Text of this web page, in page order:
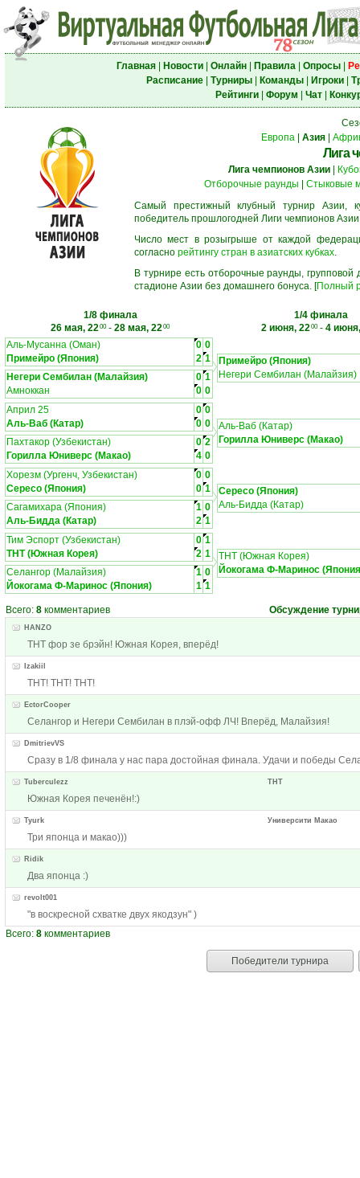
Главная| Новости| Онлайн| Правила| Опросы|
Расписание| Турниры| Команды| Игроки|
Рейтинги| Форум Чат|
Европа
Азия
Лига
Лига чемпионов Азии
Отборочные раунды
Стыковые
Самый престижный клубный турнир Азии,
победитель прошлогодней Лиги чемпионов
Число мест в розыгрыше от каждой
согласно рейтингу стран в азиатских кубках.
В турнире есть отборочные раунды,
стадионе Азии без домашнего бонуса. [Полный
1/8 финала
26 мая, 2200- 28 мая, 2200
1/4 финала
2 июня, 2200- 4
Аль-Мусанна (Оман)
0 0
Примейро (Япония)
2 1
Негери Сембилан (Малайзия)
0 1
Амноккан
0 0
Примейро (Япония)
Негери Сембилан (Малайзия)
Април 25 0 0
Аль-Ваб (Катар)
0 0
Пахтакор (Узбекистан)
0 2
Горилла Юниверс (Макао)
4 0
Аль-Ваб (Катар)
Горилла Юниверс (Макао)
Хорезм (Ургенч, Узбекистан) 0 0
Сересо (Япония)
0 1
Сагамихара (Япония)
1 0
Аль-Бидда (Катар)
2 1
Сересо (Япония)
Аль-Бидда (Катар)
Тим Эспорт (Узбекистан) 0 1
ТНТ (Южная Корея)
2 1
Селангор (Малайзия)
1 0
Йокогама Ф-Маринос (Япония)
1 1
ТНТ (Южная Корея)
Йокогама Ф-Маринос
Всего: 8 комментариев Обсуждение
HANZO
ТНТ фор зе брэйн! Южная Корея, вперёд!
Izakiil
ТНТ! ТНТ! ТНТ!
EctorCooper
Селангор и Негери Сембилан в плэй-офф ЛЧ! Вперёд, Малайзия!
DmitrievVS
Сразу в 1/8 финала у нас пара достойная финала. Удачи и победы
Tuberculezz ТНТ
Южная Корея печенён!:)
Tyurk Университи Макао
Три японца и макао)))
Ridik
Два японца :)
revolt001
"в воскресной схватке двух якодзун" )
Всего: 8 комментариев
Победители турнира